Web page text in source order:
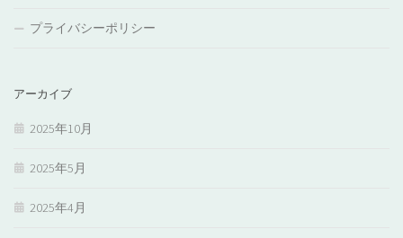
プライバシーポリシー
アーカイブ
2025年10月
2025年5月
2025年4月